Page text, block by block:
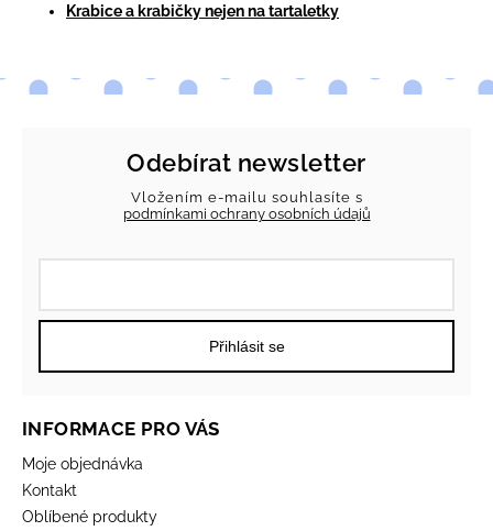
Krabice a krabičky nejen na tartaletky
Odebírat newsletter
Vložením e-mailu souhlasíte s
podmínkami ochrany osobních údajů
Přihlásit se
INFORMACE PRO VÁS
Moje objednávka
Kontakt
Oblíbené produkty